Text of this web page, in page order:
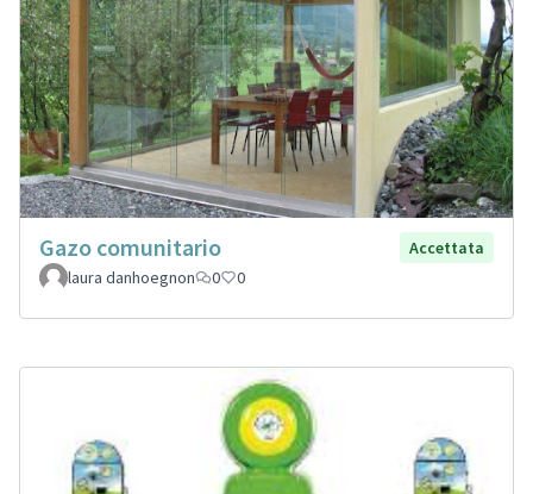
Gazo comunitario
Accettata
laura danhoegnon
0 0